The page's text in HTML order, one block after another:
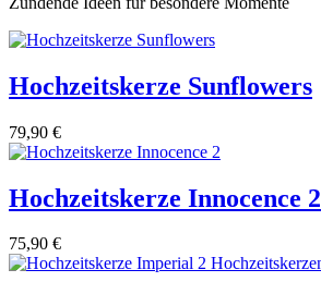
Hochzeitskerze Sunflowers
79,90 €
Hochzeitskerze Innocence 2
75,90 €